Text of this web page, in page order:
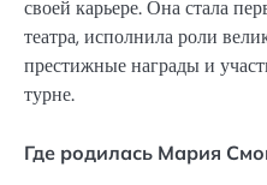
своей карьере. Она стала
театра, исполнила роли
престижные награды и
турне.
Где родилась Мария